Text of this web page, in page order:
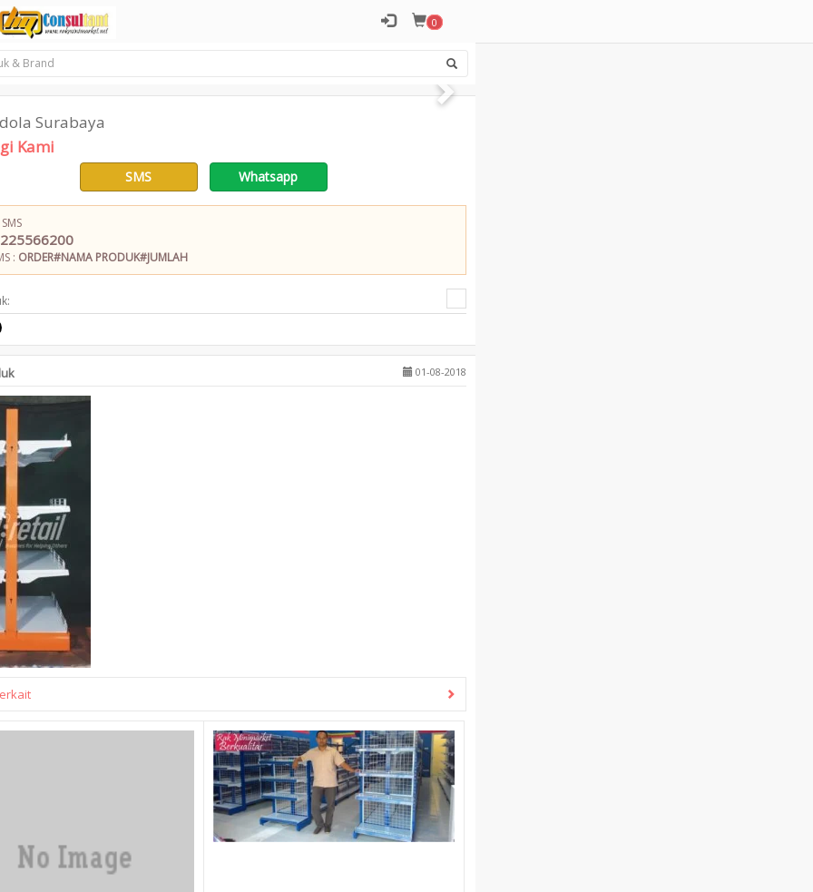
0
Surabaya
Kami
SMS Whatsapp
: ORDER#NAMA PRODUK#JUMLAH
01-08-2018